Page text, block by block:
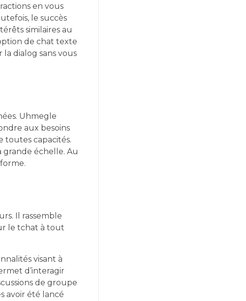
en vous
le succès
similaires au
de chat texte
dialog sans vous
Uhmegle
aux besoins
toutes capacités.
échelle. Au
Il rassemble
le tchat à tout
visant à
d’interagir
de groupe
avoir été lancé